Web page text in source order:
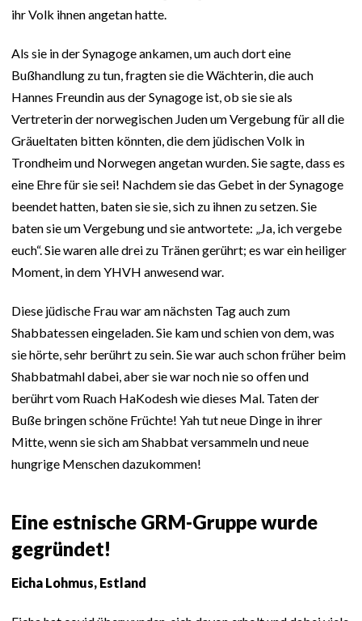
ihr Volk ihnen angetan hatte.
Als sie in der Synagoge ankamen, um auch dort eine
Bußhandlung zu tun, fragten sie die Wächterin, die auch
Hannes Freundin aus der Synagoge ist, ob sie sie als
Vertreterin der norwegischen Juden um Vergebung für all die
Gräueltaten bitten könnten, die dem jüdischen Volk in
Trondheim und Norwegen angetan wurden. Sie sagte, dass es
eine Ehre für sie sei! Nachdem sie das Gebet in der Synagoge
beendet hatten, baten sie sie, sich zu ihnen zu setzen. Sie
baten sie um Vergebung und sie antwortete: „Ja, ich vergebe
euch“. Sie waren alle drei zu Tränen gerührt; es war ein heiliger
Moment, in dem YHVH anwesend war.
Diese jüdische Frau war am nächsten Tag auch zum
Shabbatessen eingeladen. Sie kam und schien von dem, was
sie hörte, sehr berührt zu sein. Sie war auch schon früher beim
Shabbatmahl dabei, aber sie war noch nie so offen und
berührt vom Ruach HaKodesh wie dieses Mal. Taten der
Buße bringen schöne Früchte! Yah tut neue Dinge in ihrer
Mitte, wenn sie sich am Shabbat versammeln und neue
hungrige Menschen dazukommen!
Eine estnische GRM-Gruppe wurde
gegründet!
Eicha Lohmus, Estland